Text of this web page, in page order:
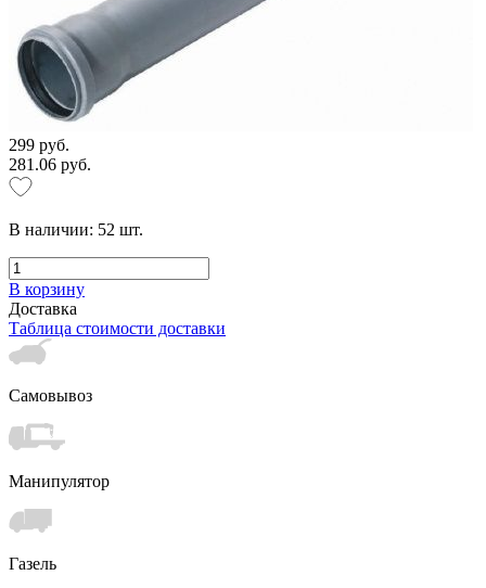
299 руб.
281.06 руб.
В наличии: 52 шт.
В корзину
Доставка
Таблица стоимости доставки
Самовывоз
Манипулятор
Газель